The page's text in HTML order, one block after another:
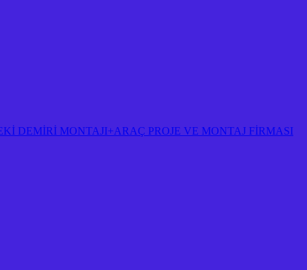
DEMİRİ MONTAJI+ARAÇ PROJE VE MONTAJ FİRMASI